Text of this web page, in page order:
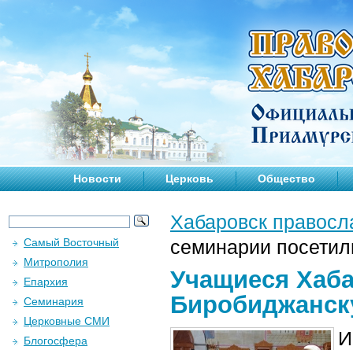
Новости Церковь Общество
Хабаровск
семинарии
Учащиеся
Самый Восточный
Митрополия
Епархия
Семинария
Церковные СМИ
Блогосфера